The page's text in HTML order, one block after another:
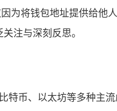
将钱包地址提供给他
注与深刻反思。
特币、以太坊等多种主